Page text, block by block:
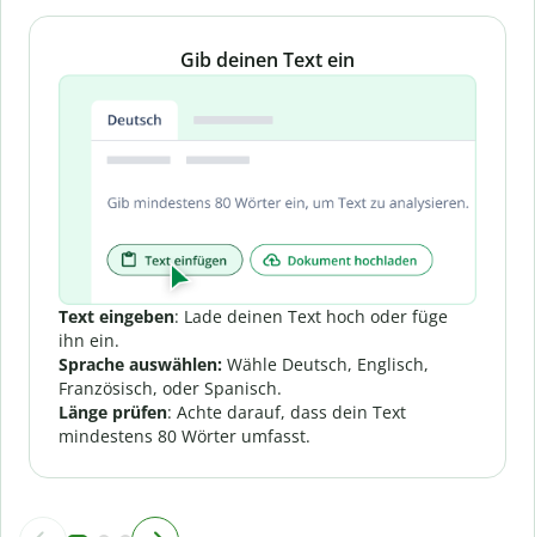
Slide 1 of 3
Gib deinen Text ein
Text eingeben: Lade deinen Text hoch oder füge
ihn ein.
Sprache auswählen: Wähle Deutsch, Englisch,
Französisch, oder Spanisch.
Länge prüfen: Achte darauf, dass dein Text
mindestens 80 Wörter umfasst.